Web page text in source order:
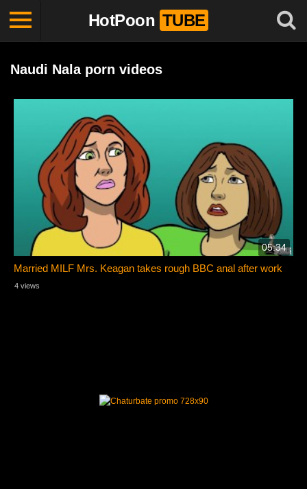
HotPoon TUBE
Naudi Nala porn videos
05:34
Married MILF Mrs. Keagan takes rough BBC anal after work
4 views